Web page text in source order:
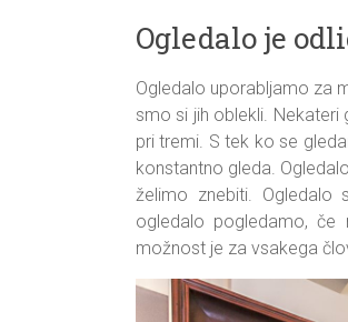
Ogledalo je
Ogledalo uporabljamo za
smo si jih oblekli.
pri tremi. S tek ko se
konstantno gleda.
želimo znebiti. Ogledalo
ogledalo pogledamo,
možnost je za vsakega